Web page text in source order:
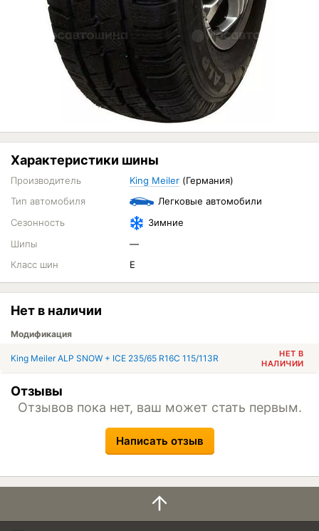
Характеристики шины
Производитель King Meiler (Германия)
Тип автомобиля
Легковые автомобили
Сезонность
Зимние
Шипы
—
Класс шин
E
Нет в наличии
Модификация
King Meiler ALP SNOW + ICE 235/65 R16C 115/113R
НЕТ В
НАЛИЧИИ
Отзывы
Отзывов пока нет, ваш может стать первым.
Написать отзыв